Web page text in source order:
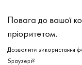
РОЗМІР
XS S M
Повага до вашої
пріоритетом.
Дозволити використання
браузері?